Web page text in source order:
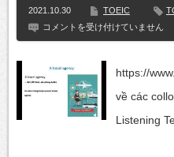
2021.10.30 TOEIC
ETS
Collocations│Video
11
コメントを受け付けていません
https://
về các
Listening